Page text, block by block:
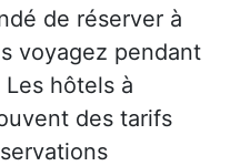
de réserver à
voyagez pendant
hôtels à
des tarifs